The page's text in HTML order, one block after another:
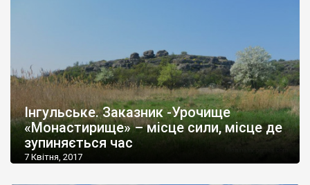
Інгульське. Заказник -Урочище
«Монастирище» – місце сили, місце де
зупиняється час
7 Квітня, 2017